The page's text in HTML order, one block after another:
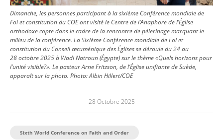
Dimanche, les personnes participant à la sixième Conférence mondiale de
Foi et constitution du COE ont visité le Centre de l’Anaphore de l’Église
orthodoxe copte dans le cadre de la rencontre de pèlerinage marquant le
milieu de la conférence. La Sixième Conférence mondiale de Foi et
constitution du Conseil œcuménique des Églises se déroule du 24 au
28 octobre 2025 à Wadi Natroun (Égypte) sur le thème «Quels horizons pour
l’unité visible?». Le pasteur Arne Fritzson, de l’Église unifiante de Suède,
apparaît sur la photo. Photo: Albin Hillert/COE
28 Octobre 2025
Sixth World Conference on Faith and Order